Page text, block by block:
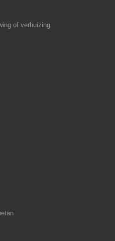
of verhuizing